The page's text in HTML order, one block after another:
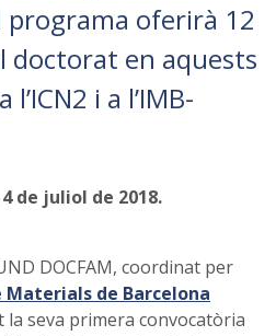
programa oferirà 12
doctorat en aquests
i a l’IMB-
de juliol de 2018.
DOCFAM, coordinat per
de Barcelona
la seva primera convocatòria